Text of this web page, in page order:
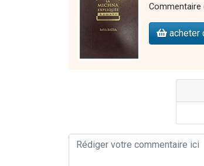
Commentaire
acheter